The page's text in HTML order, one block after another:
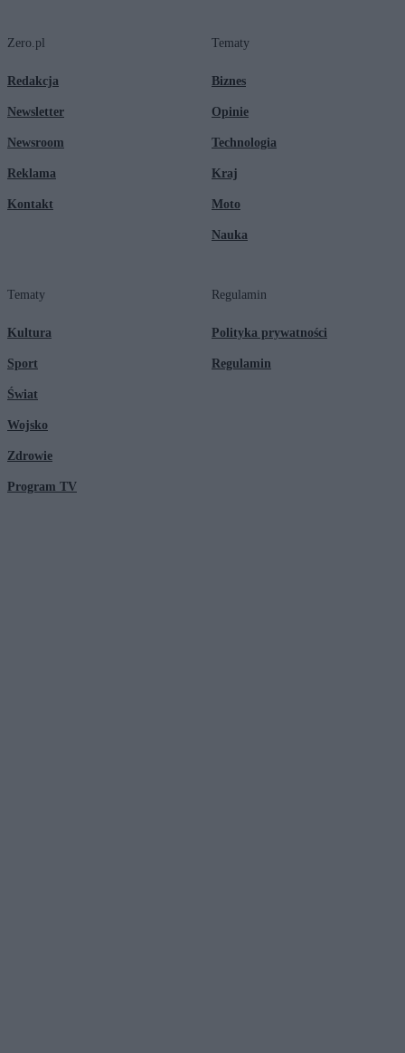
Zero.pl
Redakcja
Newsletter
Newsroom
Reklama
Kontakt
Tematy
Biznes
Opinie
Technologia
Kraj
Moto
Nauka
Tematy
Kultura
Sport
Świat
Wojsko
Zdrowie
Program TV
Regulamin
Polityka prywatności
Regulamin